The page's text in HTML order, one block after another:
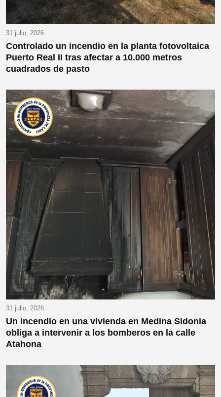
31 julio, 2026
Controlado un incendio en la planta fotovoltaica
Puerto Real II tras afectar a 10.000 metros
cuadrados de pasto
31 julio, 2026
Un incendio en una vivienda en Medina Sidonia
obliga a intervenir a los bomberos en la calle
Atahona